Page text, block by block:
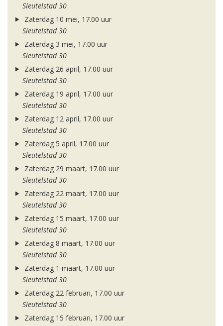
Sleutelstad 30
Zaterdag 10 mei, 17.00 uur
Sleutelstad 30
Zaterdag 3 mei, 17.00 uur
Sleutelstad 30
Zaterdag 26 april, 17.00 uur
Sleutelstad 30
Zaterdag 19 april, 17.00 uur
Sleutelstad 30
Zaterdag 12 april, 17.00 uur
Sleutelstad 30
Zaterdag 5 april, 17.00 uur
Sleutelstad 30
Zaterdag 29 maart, 17.00 uur
Sleutelstad 30
Zaterdag 22 maart, 17.00 uur
Sleutelstad 30
Zaterdag 15 maart, 17.00 uur
Sleutelstad 30
Zaterdag 8 maart, 17.00 uur
Sleutelstad 30
Zaterdag 1 maart, 17.00 uur
Sleutelstad 30
Zaterdag 22 februari, 17.00 uur
Sleutelstad 30
Zaterdag 15 februari, 17.00 uur